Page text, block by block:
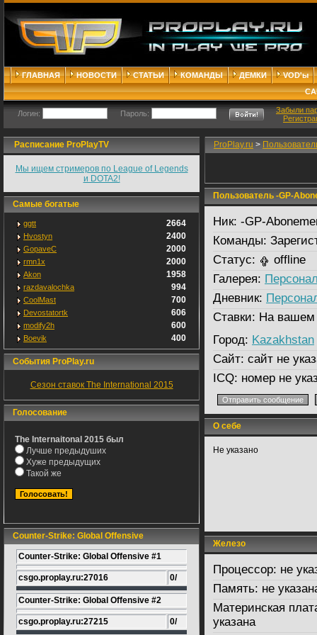
ГЛАВНАЯ НОВОСТИ СТАТЬИ КОМАНДЫ ДЕМКИ
VOD'ы
Логин: Пароль:
Забыли
Расписание ProPlayTV
Мы ищем стримеров по League of Legends
и DOTA2!
Самые богатые
ggtt 2664
Hvostyn 2400
GopaveC 2000
rmn1x 2000
Akon 1958
razdavalochka 994
CoolMast 700
Devostatortk 606
modify2h 600
Boevik 400
События ProPlay.ru
Сезон ставок The International 2015
Голосование
The Internaitonal 2015 был
Лучше предыдуших
Хуже предыдущих
Такой же
Counter-Strike: Global Offensive
Counter-Strike: Global Offensive #1
csgo.proplay.ru:27016 0/
Counter-Strike: Global Offensive #2
csgo.proplay.ru:27215 0/
ProPlay.ru >
Пользователь -GP-
Ник: -GP-
Команды:
Статус:
offline
Галерея:
Дневник:
Ставки: На вашем
Город: Kazakhstan
Сайт: сайт не
ICQ: номер не
О себе
Не указано
Железо
Процессор: не
Память: не
Материнская
указана